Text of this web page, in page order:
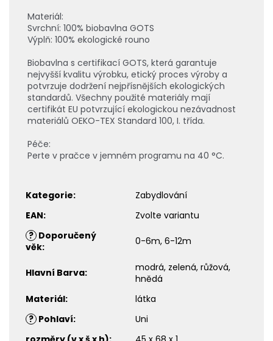
Materiál:
Svrchní: 100% biobavlna GOTS
Výplň: 100% ekologické rouno
Biobavlna s certifikací GOTS, která garantuje
nejvyšší kvalitu výrobku, etický proces výroby a
potvrzuje dodržení nejpřísnějších ekologických
standardů. Všechny použité materiály mají
certifikát EU potvrzující ekologickou nezávadnost
materiálů OEKO-TEX Standard 100, I. třída.
Péče:
Perte v pračce v jemném programu na 40 °C.
Kategorie:
Zabydlování
EAN:
Zvolte variantu
? Doporučený
věk: 0-6m, 6-12m
Hlavní Barva:
modrá, zelená, růžová,
hnědá
Materiál:
látka
? Pohlaví:
Uni